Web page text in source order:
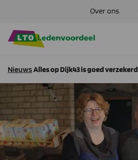
Over ons
NieuwsAlles op Dijk43 is goed verzekerd